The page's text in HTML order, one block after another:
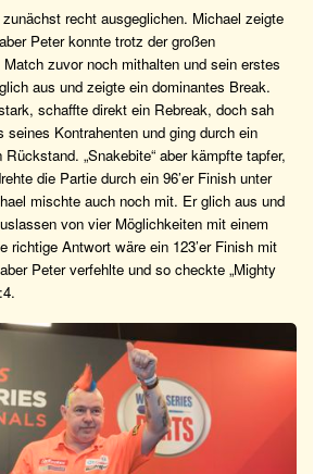
recht ausgeglichen. Michael zeigte
Peter konnte trotz der großen
zuvor noch mithalten und sein erstes
aus und zeigte ein dominantes Break.
schaffte direkt ein Rebreak, doch sah
seines Kontrahenten und ging durch ein
„Snakebite“ aber kämpfte tapfer,
die Partie durch ein 96’er Finish unter
mischte auch noch mit. Er glich aus und
von vier Möglichkeiten mit einem
richtige Antwort wäre ein 123’er Finish mit
Peter verfehlte und so checkte „Mighty